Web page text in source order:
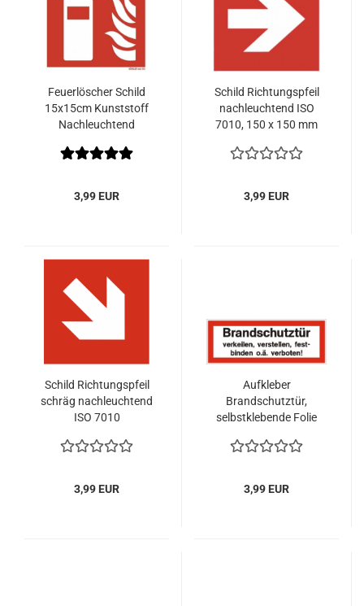
Feuerlöscher Schild
15x15cm Kunststoff
Nachleuchtend
3,99 EUR
Schild Richtungspfeil
nachleuchtend ISO
7010, 150 x 150 mm
3,99 EUR
Schild Richtungspfeil
schräg nachleuchtend
ISO 7010
3,99 EUR
Aufkleber
Brandschutztür,
selbstklebende Folie
verkeilen, verstellen...
3,99 EUR